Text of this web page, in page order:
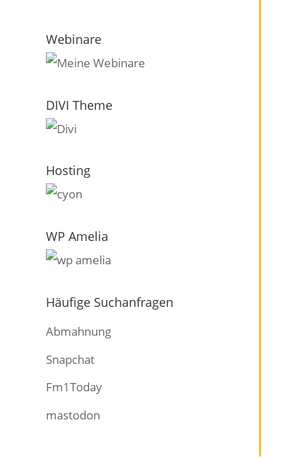
Webinare
DIVI Theme
Hosting
WP Amelia
Häufige Suchanfragen
Abmahnung
Snapchat
Fm1Today
mastodon